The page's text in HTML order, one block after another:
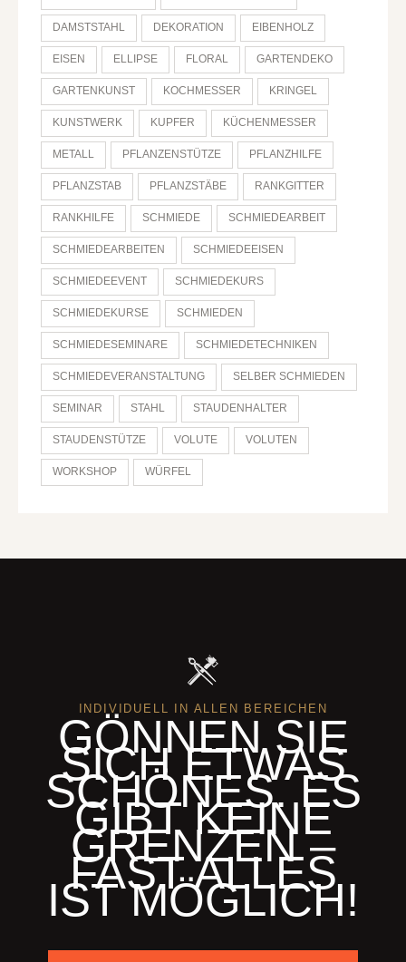
DAMSTSTAHL DEKORATION EIBENHOLZ
EISEN ELLIPSE FLORAL GARTENDEKO
GARTENKUNST KOCHMESSER KRINGEL
KUNSTWERK KUPFER KÜCHENMESSER
METALL PFLANZENSTÜTZE PFLANZHILFE
PFLANZSTAB PFLANZSTÄBE RANKGITTER
RANKHILFE SCHMIEDE SCHMIEDEARBEIT
SCHMIEDEARBEITEN SCHMIEDEEISEN
SCHMIEDEEVENT SCHMIEDEKURS
SCHMIEDEKURSE SCHMIEDEN
SCHMIEDESEMINARE SCHMIEDETECHNIKEN
SCHMIEDEVERANSTALTUNG SELBER SCHMIEDEN
SEMINAR STAHL STAUDENHALTER
STAUDENSTÜTZE VOLUTE VOLUTEN
WORKSHOP WÜRFEL
INDIVIDUELL IN ALLEN BEREICHEN
GÖNNEN SIE
SICH ETWAS
SCHÖNES. ES
GIBT KEINE
GRENZEN –
FAST ALLES
IST MÖGLICH!